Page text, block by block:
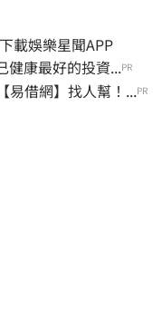
星動態 即刻下載娛樂星聞APP
健康最好的投資...PR
易借網】找人幫！...PR